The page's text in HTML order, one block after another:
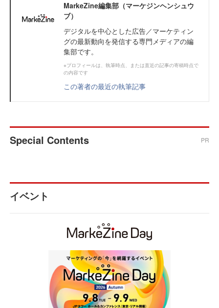
MarkeZine編集部（マーケジンヘンシュウ
ブ）
デジタルを中心とした広告／マーケティン
グの最新動向を発信する専門メディアの編
集部です。
※プロフィールは、執筆時点、または直近の記事の寄稿時点で
の内容です
この著者の最近の執筆記事
Special Contents PR
イベント